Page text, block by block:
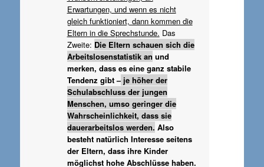
Erwartungen, und wenn es nicht
gleich funktioniert, dann kommen die
Eltern in die Sprechstunde. Das
Zweite: Die Eltern schauen sich die
Arbeitslosenstatistik an und
merken, dass es eine ganz stabile
Tendenz gibt –je höher der
Schulabschluss der jungen
Menschen, umso geringer die
Wahrscheinlichkeit, dass sie
dauerarbeitslos werden. Also
besteht natürlich Interesse seitens
der Eltern, dass ihre Kinder
möglichst hohe Abschlüsse haben.